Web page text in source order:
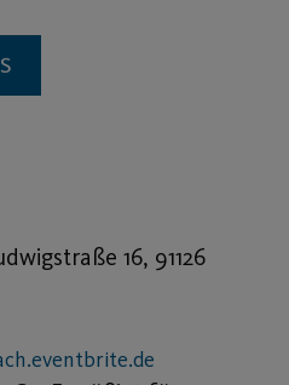
16, 91126